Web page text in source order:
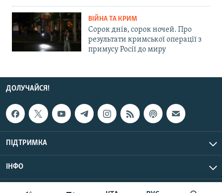
ВІЙНА ТА КРИМ
Сорок днів, сорок ночей. Про
результати кримської операції з
примусу Росії до миру
ДОЛУЧАЙСЯ!
ПІДТРИМКА
ІНФО